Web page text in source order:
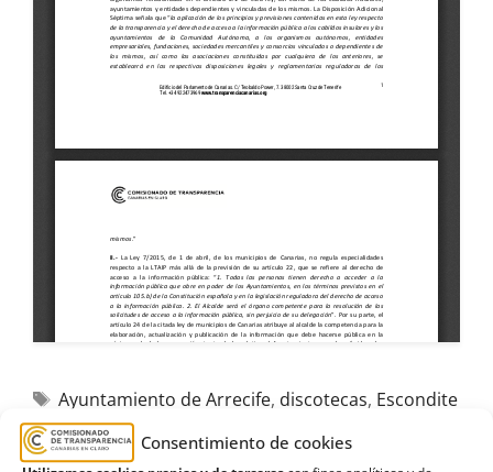
Consentimiento de cookies
Ayuntamiento de Arrecife, discotecas, Escondite
Deluxe,Inadmisión La Rockola Lanzarote